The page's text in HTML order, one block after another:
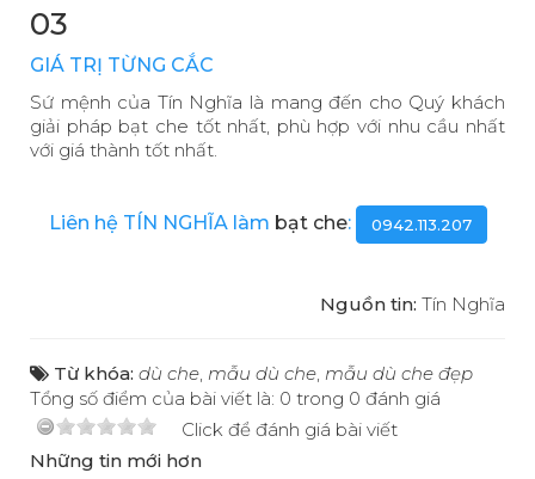
03
GIÁ TRỊ TỪNG CẮC
Sứ mệnh của Tín Nghĩa là mang đến cho Quý khách
giải pháp bạt che tốt nhất, phù hợp với nhu cầu nhất
với giá thành tốt nhất.
Liên hệ TÍN NGHĨA làm bạt che: 0942.113.207
Nguồn tin: Tín Nghĩa
Từ khóa: dù che mẫu dù che mẫu dù che đẹp
Tổng số điểm của bài viết là: 0 trong 0 đánh giá
Click để đánh giá bài viết
Những tin mới hơn